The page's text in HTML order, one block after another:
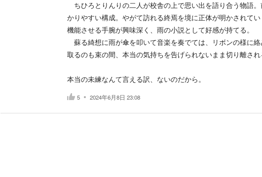
ちひろとりんりの二人が校舎の上で思い出を語り合う物語
かりやすい構成。やがて訪れる終焉を境に正体が明かされて
機能させる手腕が興味深く、雨の小説として好感が持てる。
蘇る綺想に雨が傘を叩いて音楽を奏でては、リボンの様に
取るのも束の間、本当の気持ちを告げられないまま切り離され
本当の未練なんて言える訳、ないのだから。
5 2024年6月8日 23:08